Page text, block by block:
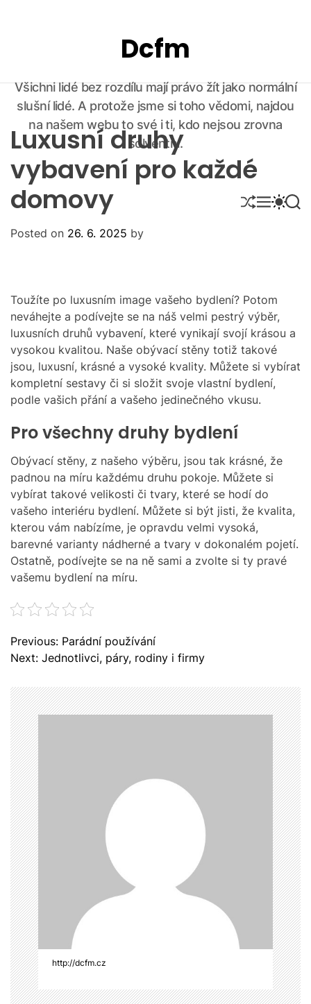
Dcfm
Všichni lidé bez rozdílu mají právo žít jako normální
slušní lidé. A protože jsme si toho vědomi, najdou
na našem webu to své i ti, kdo nejsou zrovna
solventní.
S
H
M
E
S
W
L
O
R
M
O
D
E
S
E
Luxusní druhy
vybavení pro každé
domovy
Posted on 26. 6. 2025 by
Toužíte po luxusním image vašeho bydlení? Potom
neváhejte a podívejte se na náš velmi pestrý výběr,
luxusních druhů vybavení, které vynikají svojí krásou a
vysokou kvalitou. Naše obývací stěny totiž takové
jsou, luxusní, krásné a vysoké kvality. Můžete si vybírat
kompletní sestavy či si složit svoje vlastní bydlení,
podle vašich přání a vašeho jedinečného vkusu.
Pro všechny druhy bydlení
Obývací stěny, z našeho výběru, jsou tak krásné, že
padnou na míru každému druhu pokoje. Můžete si
vybírat takové velikosti či tvary, které se hodí do
vašeho interiéru bydlení. Můžete si být jisti, že kvalita,
kterou vám nabízíme, je opravdu velmi vysoká,
barevné varianty nádherné a tvary v dokonalém pojetí.
Ostatně, podívejte se na ně sami a zvolte si ty pravé
vašemu bydlení na míru.
N
a
i
g
a
c
e
p
r
o
p
ř
í
s
p
ě
v
e
k
Previous: Parádní používání
Next: Jednotlivci, páry, rodiny i firmy
http://dcfm.cz